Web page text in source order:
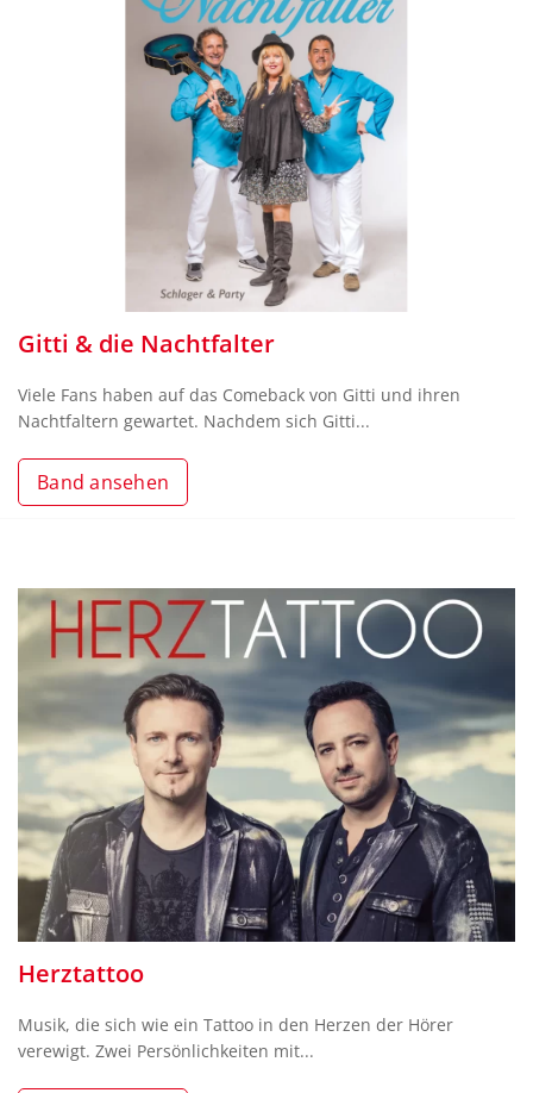
Gitti & die Nachtfalter
Viele Fans haben auf das Comeback von Gitti und ihren
Nachtfaltern gewartet. Nachdem sich Gitti...
Band ansehen
Herztattoo
Musik, die sich wie ein Tattoo in den Herzen der Hörer
verewigt. Zwei Persönlichkeiten mit...